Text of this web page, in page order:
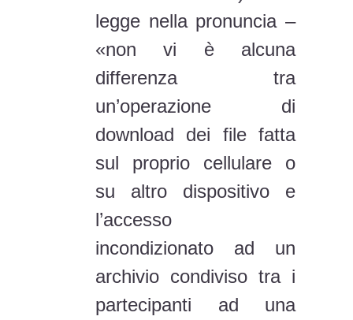
legge nella pronuncia –
«non vi è alcuna
differenza tra
un’operazione di
download dei file fatta
sul proprio cellulare o
su altro dispositivo e
l’accesso
incondizionato ad un
archivio condiviso tra i
partecipanti ad una